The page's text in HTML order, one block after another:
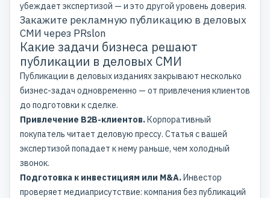
убеждает экспертизой — и это другой уровень доверия.
Закажите рекламную публикацию в деловых
СМИ через PRslon
Какие задачи бизнеса решают
публикации в деловых СМИ
Публикации в деловых изданиях закрывают несколько
бизнес-задач одновременно — от привлечения клиентов
до подготовки к сделке.
Привлечение B2B-клиентов.Корпоративный
покупатель читает деловую прессу. Статья с вашей
экспертизой попадает к нему раньше, чем холодный
звонок.
Подготовка к инвестициям или M&A.Инвестор
проверяет медиаприсутствие: компания без публикаций